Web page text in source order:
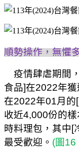
順勢操作，無懼
疫情肆虐期間
食品]在2022年獲
在2022年01月的[
收近4,000份的
時料理包，其中 [
最受歡迎。 (圖16